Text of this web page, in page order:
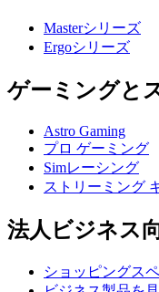
Masterシリーズ
Ergoシリーズ
ゲーミングと
Astro Gaming
プロ ゲーミング
Simレーシング
ストリーミング
法人ビジネス
ショッピングス